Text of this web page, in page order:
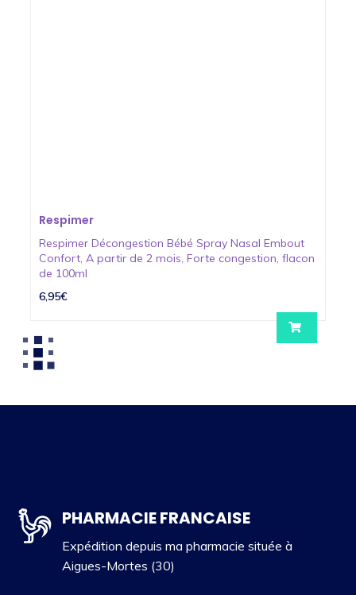
Respimer
Respimer Décongestion Bébé Spray Nasal Embout
Confort, A partir de 2 mois, Forte congestion, flacon
de 100ml
6,95€
PHARMACIE FRANCAISE
Expédition depuis ma pharmacie située à
Aigues-Mortes (30)